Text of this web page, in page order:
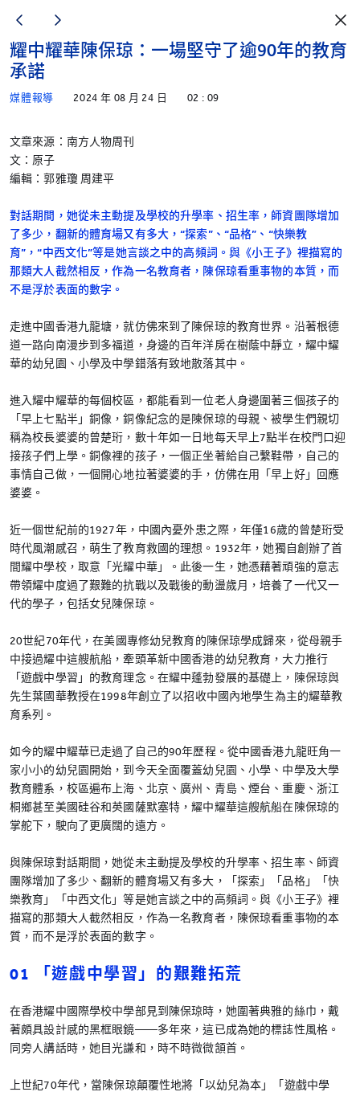
耀中耀華陳保琼：一場堅守了逾90年的教育
承諾
媒體報導 2024 年 08 月 24 日 02 : 09
文章來源：南方人物周刊
文：原子
編輯：郭雅瓊 周建平
對話期間，她從未主動提及學校的升學率、招生率，師資團隊增加
了多少，翻新的體育場又有多大，“探索”、“品格”、“快樂教
育”，“中西文化”等是她言談之中的高頻詞。與《小王子》裡描寫的
那類大人截然相反，作為一名教育者，陳保琼看重事物的本質，而
不是浮於表面的數字。
走進中國香港九龍塘，就仿佛來到了陳保琼的教育世界。沿著根德
道一路向南漫步到多福道，身邊的百年洋房在樹蔭中靜立，耀中耀
華的幼兒園、小學及中學錯落有致地散落其中。
進入耀中耀華的每個校區，都能看到一位老人身邊圍著三個孩子的
「早上七點半」銅像，銅像紀念的是陳保琼的母親、被學生們親切
稱為校長婆婆的曾楚珩，數十年如一日地每天早上7點半在校門口迎
接孩子們上學。銅像裡的孩子，一個正坐著給自己繫鞋帶，自己的
事情自己做，一個開心地拉著婆婆的手，仿佛在用「早上好」回應
婆婆。
近一個世紀前的1927年，中國內憂外患之際，年僅16歲的曾楚珩受
時代風潮感召，萌生了教育救國的理想。1932年，她獨自創辦了首
間耀中學校，取意「光耀中華」。此後一生，她憑藉著頑強的意志
帶領耀中度過了艱難的抗戰以及戰後的動盪歲月，培養了一代又一
代的學子，包括女兒陳保琼。
20世紀70年代，在美國專修幼兒教育的陳保琼學成歸來，從母親手
中接過耀中這艘航船，牽頭革新中國香港的幼兒教育，大力推行
「遊戲中學習」的教育理念。在耀中蓬勃發展的基礎上，陳保琼與
先生葉國華教授在1998年創立了以招收中國內地學生為主的耀華教
育系列。
如今的耀中耀華已走過了自己的90年歷程。從中國香港九龍旺角一
家小小的幼兒園開始，到今天全面覆蓋幼兒園、小學、中學及大學
教育體系，校區遍布上海、北京、廣州、青島、煙台、重慶、浙江
桐鄉甚至美國硅谷和英國薩默塞特，耀中耀華這艘航船在陳保琼的
掌舵下，駛向了更廣闊的遠方。
與陳保琼對話期間，她從未主動提及學校的升學率、招生率、師資
團隊增加了多少、翻新的體育場又有多大，「探索」「品格」「快
樂教育」「中西文化」等是她言談之中的高頻詞。與《小王子》裡
描寫的那類大人截然相反，作為一名教育者，陳保琼看重事物的本
質，而不是浮於表面的數字。
01 「遊戲中學習」的艱難拓荒
在香港耀中國際學校中學部見到陳保琼時，她圍著典雅的絲巾，戴
著頗具設計感的黑框眼鏡——多年來，這已成為她的標誌性風格。
同旁人講話時，她目光謙和，時不時微微頷首。
上世紀70年代，當陳保琼顛覆性地將「以幼兒為本」「遊戲中學